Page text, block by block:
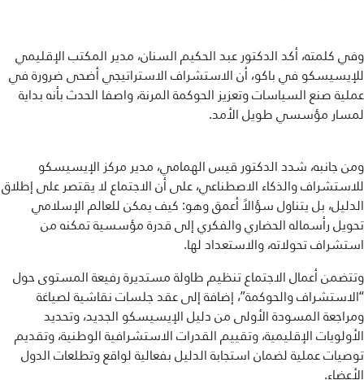
وفي كلمته، أكد الدكتور عبد الحكيم السنان، مدير المكتب الإقليمي
للإيسيسكو في باكو، أن الاستشراف الاستراتيجي أضحى ضرورة في
عملية صنع السياسات وتعزيز الحوكمة المرنة، واصفا الحدث بأنه بداية
لمسار مؤسسي طويل الأمد.
ومن جانبه، شدد الدكتور قيس الهمامي، مدير مركز الإيسيسكو
للاستشراف والذكاء الاصطناعي، على أن الاجتماع لا يقتصر على إطلاق
الدليل، بل يتناول سؤالاً أعمق وهو: كيف يمكن للعالم الإسلامي
تحويل رأسماله الحضاري والفكري إلى قدرة مؤسسية تمكنه من
استشراف تحولاته، والاستعداد لها.
وتتضمن أعمال الاجتماع تنظيم طاولة مستديرة رفيعة المستوى حول
“الاستشراف والحوكمة”، إضافة إلى عقد جلسات نقاشية لصياغة
ومراجعة المسودة الأولى من دليل الإيسيسكو الجديد، وتحديد
الأولويات الإقليمية، وتقييم القدرات الاستشرافية الوطنية، وتقديم
توصيات عملية لضمان استجابة الدليل بفعالية لواقع وتطلعات الدول
الأعضاء.